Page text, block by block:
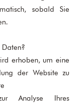
sobald Sie
Daten?
erhoben, um eine
der Website zu
Analyse Ihres